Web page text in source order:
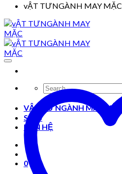
vẬT TƯNGÀNH MAY MẶC
Search
for:
VẬT TƯ NGÀNH MAY MẶC
Shop
LIÊN HỆ
0